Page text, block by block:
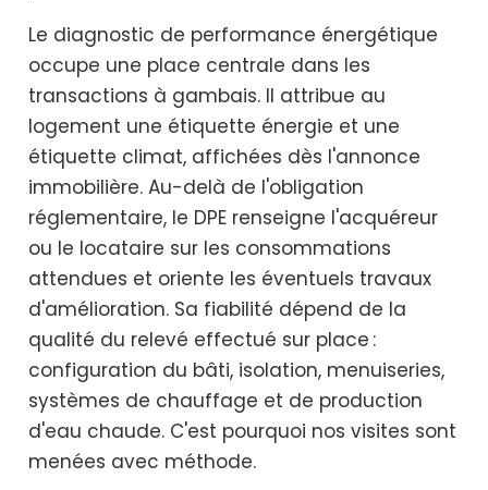
Le diagnostic de performance énergétique
occupe une place centrale dans les
transactions à gambais. Il attribue au
logement une étiquette énergie et une
étiquette climat, affichées dès l'annonce
immobilière. Au-delà de l'obligation
réglementaire, le DPE renseigne l'acquéreur
ou le locataire sur les consommations
attendues et oriente les éventuels travaux
d'amélioration. Sa fiabilité dépend de la
qualité du relevé effectué sur place :
configuration du bâti, isolation, menuiseries,
systèmes de chauffage et de production
d'eau chaude. C'est pourquoi nos visites sont
menées avec méthode.